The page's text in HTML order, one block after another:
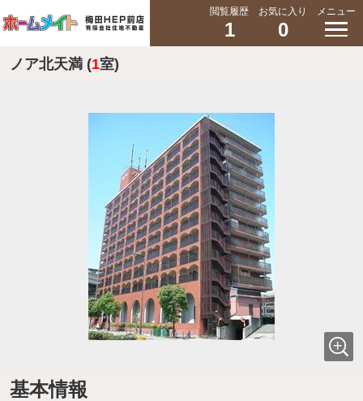
閲覧履歴
1
お気に入り
0
メニュー
ノア北天満 (1室)
基本情報